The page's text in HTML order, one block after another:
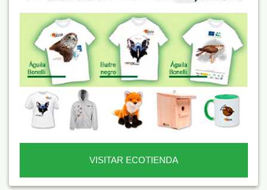
VISITAR ECOTIENDA